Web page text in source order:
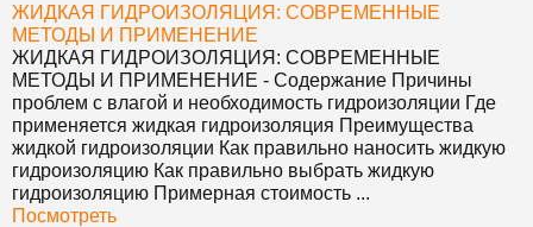
ЖИДКАЯ ГИДРОИЗОЛЯЦИЯ: СОВРЕМЕННЫЕ
МЕТОДЫ И ПРИМЕНЕНИЕ
ЖИДКАЯ ГИДРОИЗОЛЯЦИЯ: СОВРЕМЕННЫЕ
МЕТОДЫ И ПРИМЕНЕНИЕ - Содержание Причины
проблем с влагой и необходимость гидроизоляции Где
применяется жидкая гидроизоляция Преимущества
жидкой гидроизоляции Как правильно наносить жидкую
гидроизоляцию Как правильно выбрать жидкую
гидроизоляцию Примерная стоимость ...
Посмотреть